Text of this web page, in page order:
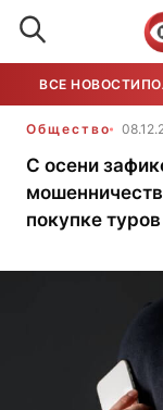
ВСЕ НОВОСТИ
Общество
С осени
покупке